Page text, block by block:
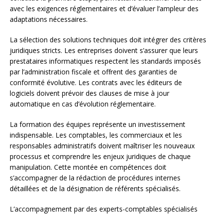
avec les exigences réglementaires et d’évaluer l’ampleur des
adaptations nécessaires.
La sélection des solutions techniques doit intégrer des critères
juridiques stricts. Les entreprises doivent s’assurer que leurs
prestataires informatiques respectent les standards imposés
par l’administration fiscale et offrent des garanties de
conformité évolutive. Les contrats avec les éditeurs de
logiciels doivent prévoir des clauses de mise à jour
automatique en cas d’évolution réglementaire.
La formation des équipes représente un investissement
indispensable. Les comptables, les commerciaux et les
responsables administratifs doivent maîtriser les nouveaux
processus et comprendre les enjeux juridiques de chaque
manipulation. Cette montée en compétences doit
s’accompagner de la rédaction de procédures internes
détaillées et de la désignation de référents spécialisés.
L’accompagnement par des experts-comptables spécialisés